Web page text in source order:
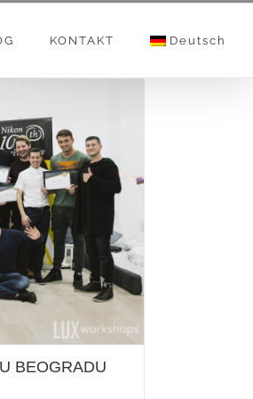
KONTAKT Deutsch
BEOGRADU